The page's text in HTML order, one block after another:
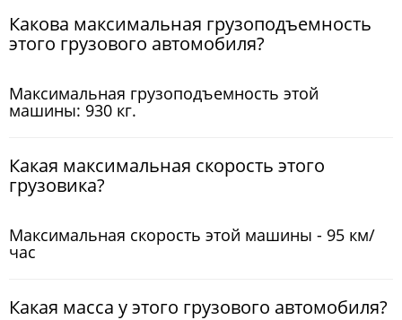
Какова максимальная грузоподъемность
этого грузового автомобиля?
Максимальная грузоподъемность этой
машины: 930 кг.
Какая максимальная скорость этого
грузовика?
Максимальная скорость этой машины - 95 км/
час
Какая масса у этого грузового автомобиля?